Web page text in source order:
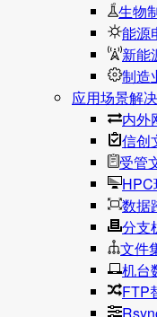
生物
能源
新能
制造
应用场景解
内外
信创
受管
数据
分支
文件
机台
FTP